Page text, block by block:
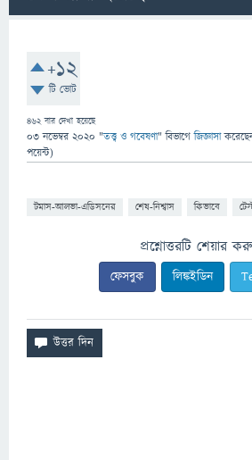
+12
টি ভোট
462বার দেখা হয়েছে
03 নভেম্বর 2020 "তত্ত্ব ও গবেষণা" বিভাগে জিজ্ঞাসা
পয়েন্ট)
টমাস-আলভা-এডিসনের শেষ-নিশ্বাস কিভাবে
প্রশ্নোত্তরটি শেয়ার
ফেসবুক লিঙ্কইডিন